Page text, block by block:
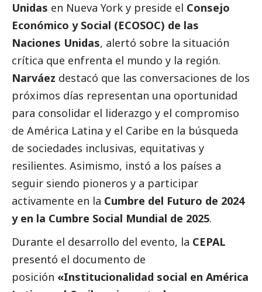
Unidas en Nueva York y preside el Consejo
Económico y Social (ECOSOC) de las
Naciones Unidas, alertó sobre la situación
crítica que enfrenta el mundo y la región.
Narváez destacó que las conversaciones de los
próximos días representan una oportunidad
para consolidar el liderazgo y el compromiso
de América Latina y el Caribe en la búsqueda
de sociedades inclusivas, equitativas y
resilientes. Asimismo, instó a los países a
seguir siendo pioneros y a participar
activamente en la Cumbre del Futuro de 2024
y en la Cumbre Social Mundial de 2025.
Durante el desarrollo del evento, la CEPAL
presentó el documento de
posición «Institucionalidad social en América